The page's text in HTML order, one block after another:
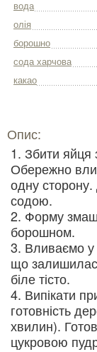
вода
олія
борошно
сода харчова
какао
Опис:
Збити яйця
Обережно
одну
содою.
Форму
борошном.
Вливаємо у
що
біле тісто.
Випікати
готовність
хвилин).
цукровою